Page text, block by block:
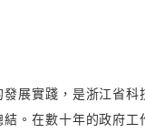
展實踐，是浙江省科
。在數十年的政府工